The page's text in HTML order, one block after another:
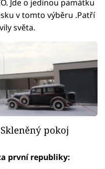
Jde o jedinou památku
v tomto výběru .Patří
světa.
pokoj
první republiky: